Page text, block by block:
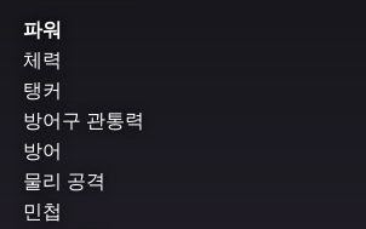
파워
체력
탱커
방어구 관통력
방어
물리 공격
민첩